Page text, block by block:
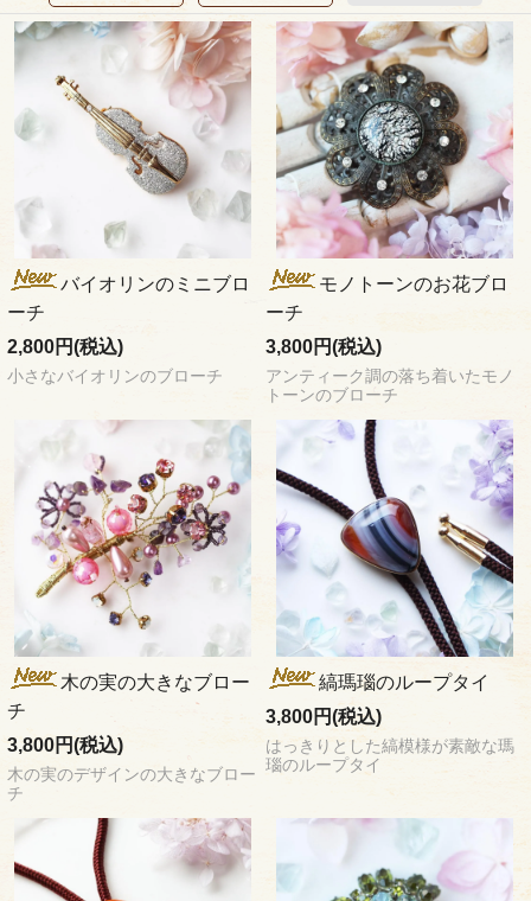
バイオリンのミニブロ
ーチ
2,800円(税込)
小さなバイオリンのブローチ
モノトーンのお花ブロ
ーチ
3,800円(税込)
アンティーク調の落ち着いたモノ
トーンのブローチ
木の実の大きなブロー
チ
3,800円(税込)
木の実のデザインの大きなブロー
チ
縞瑪瑙のループタイ
3,800円(税込)
はっきりとした縞模様が素敵な瑪
瑙のループタイ